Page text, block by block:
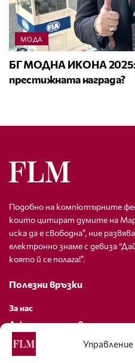
Управление
МОДА
БГ МОДНА ИКОНА 2025:
престижната награда?
Подобно на компютърните
които цитират думите на
иска да е свободна”, ние
електронно знаме с девиза
която й се полага!”.
Полезни връзки
За нас
Декларация за поверителност
Политика за бисквитки